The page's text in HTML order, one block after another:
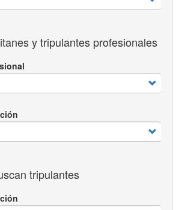
y tripulantes profesionales
tripulantes